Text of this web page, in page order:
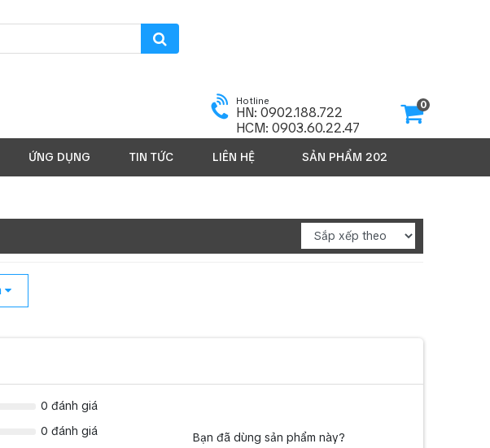
Hotline
HN: 0902.188.722
HCM: 0903.60.22.47
0
ỨNG DỤNG TIN TỨC LIÊN HỆ SẢN PHẨM 2026
0 đánh giá
0 đánh giá
Bạn đã dùng sản phẩm này?